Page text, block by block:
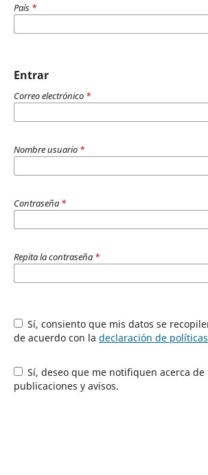
País *
Entrar
Correo electrónico *
Nombre usuario *
Contraseña *
Repita la contraseña *
Sí, consiento que mis datos se recopilen y se almacenen
de acuerdo con la declaración de políticas
Sí, deseo que me notifiquen acerca de nuevas
publicaciones y avisos.